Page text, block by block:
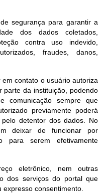
segurança para garantir a
dos dados coletados,
contra uso indevido,
fraudes, danos,
contato o usuário autoriza
parte da instituição, podendo
comunicação sempre que
previamente poderá
detentor dos dados. No
deixar de funcionar por
para serem efetivamente
eletrônico, nem outras
dos serviços do portal que
consentimento.